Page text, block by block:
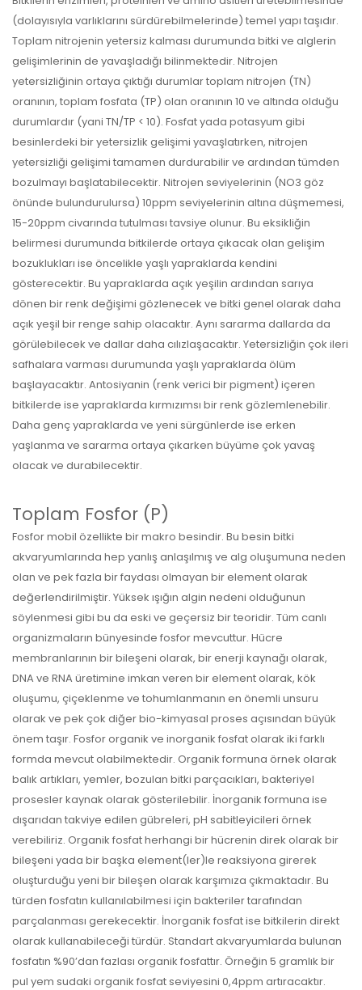
(dolayısıyla varlıklarını sürdürebilmelerinde) temel yapı taşıdır.
Toplam nitrojenin yetersiz kalması durumunda bitki ve alglerin
gelişimlerinin de yavaşladığı bilinmektedir. Nitrojen
yetersizliğinin ortaya çıktığı durumlar toplam nitrojen (TN)
oranının, toplam fosfata (TP) olan oranının 10 ve altında olduğu
durumlardır (yani TN/TP < 10). Fosfat yada potasyum gibi
besinlerdeki bir yetersizlik gelişimi yavaşlatırken, nitrojen
yetersizliği gelişimi tamamen durdurabilir ve ardından tümden
bozulmayı başlatabilecektir. Nitrojen seviyelerinin (NO3 göz
önünde bulundurulursa) 10ppm seviyelerinin altına düşmemesi,
15-20ppm civarında tutulması tavsiye olunur. Bu eksikliğin
belirmesi durumunda bitkilerde ortaya çıkacak olan gelişim
bozuklukları ise öncelikle yaşlı yapraklarda kendini
gösterecektir. Bu yapraklarda açık yeşilin ardından sarıya
dönen bir renk değişimi gözlenecek ve bitki genel olarak daha
açık yeşil bir renge sahip olacaktır. Aynı sararma dallarda da
görülebilecek ve dallar daha cılızlaşacaktır. Yetersizliğin çok ileri
safhalara varması durumunda yaşlı yapraklarda ölüm
başlayacaktır. Antosiyanin (renk verici bir pigment) içeren
bitkilerde ise yapraklarda kırmızımsı bir renk gözlemlenebilir.
Daha genç yapraklarda ve yeni sürgünlerde ise erken
yaşlanma ve sararma ortaya çıkarken büyüme çok yavaş
olacak ve durabilecektir.
Toplam Fosfor (P)
Fosfor mobil özellikte bir makro besindir. Bu besin bitki
akvaryumlarında hep yanlış anlaşılmış ve alg oluşumuna neden
olan ve pek fazla bir faydası olmayan bir element olarak
değerlendirilmiştir. Yüksek ışığın algin nedeni olduğunun
söylenmesi gibi bu da eski ve geçersiz bir teoridir. Tüm canlı
organizmaların bünyesinde fosfor mevcuttur. Hücre
membranlarının bir bileşeni olarak, bir enerji kaynağı olarak,
DNA ve RNA üretimine imkan veren bir element olarak, kök
oluşumu, çiçeklenme ve tohumlanmanın en önemli unsuru
olarak ve pek çok diğer bio-kimyasal proses açısından büyük
önem taşır. Fosfor organik ve inorganik fosfat olarak iki farklı
formda mevcut olabilmektedir. Organik formuna örnek olarak
balık artıkları, yemler, bozulan bitki parçacıkları, bakteriyel
prosesler kaynak olarak gösterilebilir. İnorganik formuna ise
dışarıdan takviye edilen gübreleri, pH sabitleyicileri örnek
verebiliriz. Organik fosfat herhangi bir hücrenin direk olarak bir
bileşeni yada bir başka element(ler)le reaksiyona girerek
oluşturduğu yeni bir bileşen olarak karşımıza çıkmaktadır. Bu
türden fosfatın kullanılabilmesi için bakteriler tarafından
parçalanması gerekecektir. İnorganik fosfat ise bitkilerin direkt
olarak kullanabileceği türdür. Standart akvaryumlarda bulunan
fosfatın %90’dan fazlası organik fosfattır. Örneğin 5 gramlık bir
pul yem sudaki organik fosfat seviyesini 0,4ppm artıracaktır.